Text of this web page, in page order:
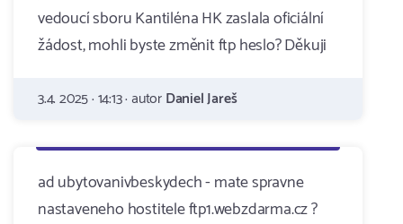
vedoucí sboru Kantiléna HK zaslala oficiální
žádost, mohli byste změnit ftp heslo? Děkuji
3.4. 2025 · 14:13 · autorDaniel Jareš
ad ubytovanivbeskydech - mate spravne
nastaveneho hostitele ftp1.webzdarma.cz ?